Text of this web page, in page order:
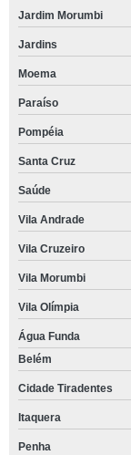
Jardim Morumbi
Jardins
Moema
Paraíso
Pompéia
Santa Cruz
Saúde
Vila Andrade
Vila Cruzeiro
Vila Morumbi
Vila Olímpia
Água Funda
Belém
Cidade Tiradentes
Itaquera
Penha